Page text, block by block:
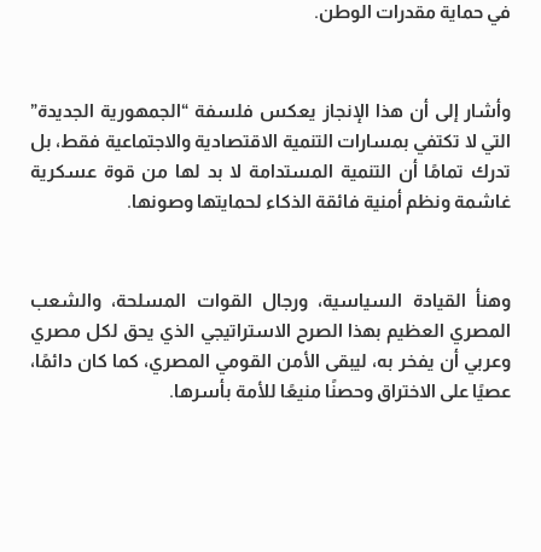
في حماية مقدرات الوطن.
وأشار إلى أن هذا الإنجاز يعكس فلسفة “الجمهورية الجديدة”
التي لا تكتفي بمسارات التنمية الاقتصادية والاجتماعية فقط، بل
تدرك تمامًا أن التنمية المستدامة لا بد لها من قوة عسكرية
غاشمة ونظم أمنية فائقة الذكاء لحمايتها وصونها.
وهنأ القيادة السياسية، ورجال القوات المسلحة، والشعب
المصري العظيم بهذا الصرح الاستراتيجي الذي يحق لكل مصري
وعربي أن يفخر به، ليبقى الأمن القومي المصري، كما كان دائمًا،
عصيًا على الاختراق وحصنًا منيعًا للأمة بأسرها.